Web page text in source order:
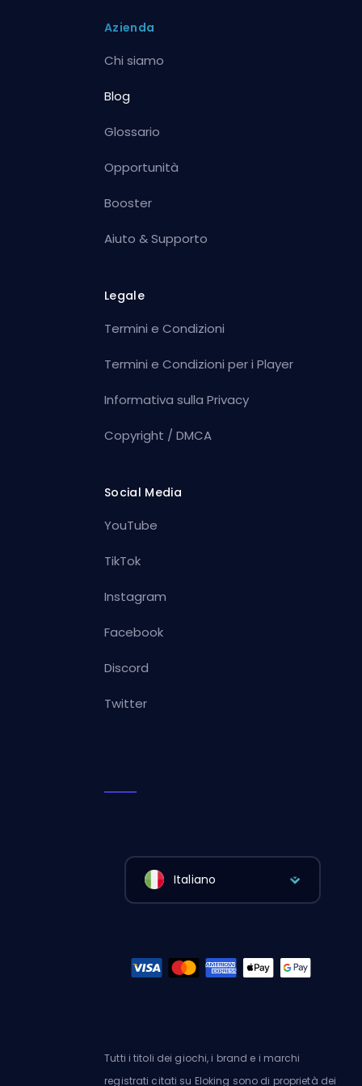
Azienda
Chi siamo
Blog
Glossario
Opportunità
Booster
Aiuto & Supporto
Legale
Termini e Condizioni
Termini e Condizioni per i Player
Informativa sulla Privacy
Copyright / DMCA
Social Media
YouTube
TikTok
Instagram
Facebook
Discord
Twitter
Italiano
Tutti i titoli dei giochi, i brand e i marchi
registrati citati su Eloking sono di proprietà dei